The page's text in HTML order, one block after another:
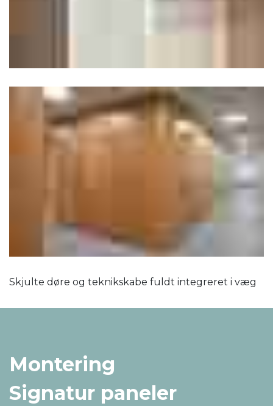
Skjulte døre og teknikskabe fuldt integreret i væg
Montering
Signatur paneler